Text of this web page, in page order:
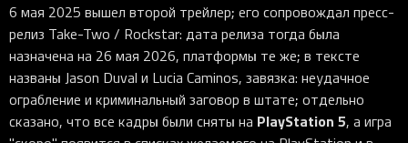
6 мая 2025 вышел второй трейлер; его сопровождал пресс-
релиз Take-Two / Rockstar: дата релиза тогда была
назначена на 26 мая 2026, платформы те же; в тексте
названы Jason Duval и Lucia Caminos, завязка: неудачное
ограбление и криминальный заговор в штате; отдельно
сказано, что все кадры были сняты на PlayStation 5, а игра